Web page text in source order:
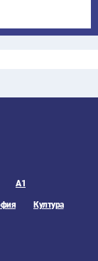
А1
Култура